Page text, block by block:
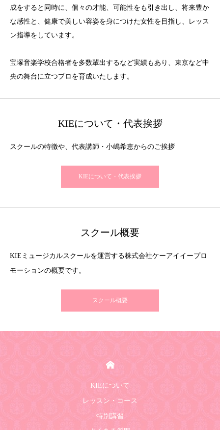
成をすると同時に、個々の才能、可能性をも引き出し、将来豊か
な感性と、健康で美しい容姿を身につけた女性を目指し、レッス
ン指導をしています。
宝塚音楽学校合格者を多数輩出するなど実績もあり、東京など中
央の舞台に立つプロを育成いたします。
KIEについて・代表挨拶
スクールの特徴や、代表講師・小嶋希恵からのご挨拶
KIEについて・代表挨拶
スクール概要
KIEミュージカルスクールを運営する株式会社ケーアイイープロ
モーションの概要です。
スクール概要
KIEについて
レッスン・コース
特別講習